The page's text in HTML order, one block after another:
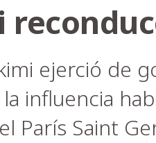
ejerció de
influencia
París Saint